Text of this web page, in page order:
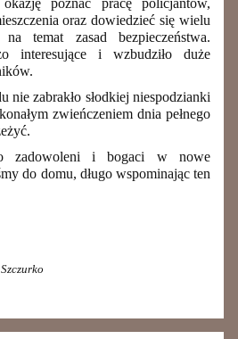
oraz dowiedzieć się wielu
temat zasad bezpieczeństwa.
interesujące i wzbudziło duże
nie zabrakło słodkiej niespodzianki
zwieńczeniem dnia pełnego
zadowoleni i bogaci w nowe
do domu, długo wspominając ten